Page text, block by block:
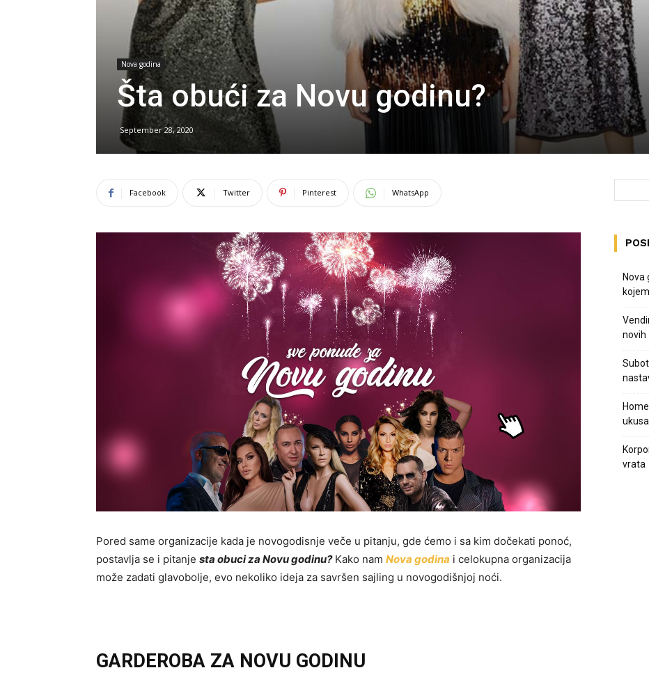
Nova godina
Šta obući za Novu godinu?
September 28, 2020
Facebook Twitter Pinterest WhatsApp
Pored same organizacije kada je novogodisnje veče u pitanju, gde ćemo i sa kim dočekati ponoć,
postavlja se i pitanje sta obuci za Novu godinu?Kako nam Nova godina i celokupna organizacija
može zadati glavobolje, evo nekoliko ideja za savršen sajling u novogodišnjoj noći.
GARDEROBA ZA NOVU GODINU
Nova
novih
vrata